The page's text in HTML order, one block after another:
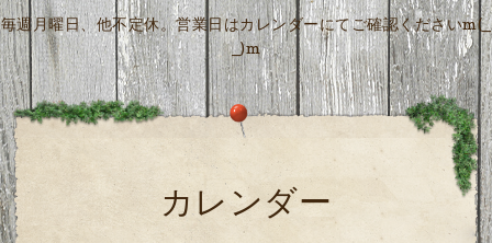
毎週月曜日、他不定休。営業日はカレンダーにてご確認くださいm(_
_)m
カレンダー